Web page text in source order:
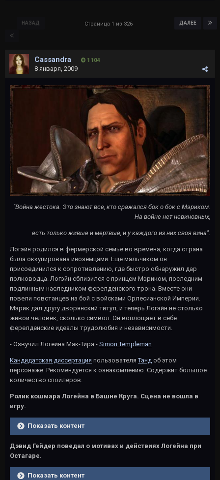
НАЗАД ДАЛЕЕ
Страница 1 из 326
Cassandra 1 104
8 января, 2009
"Война жестока. Это знают все, кто сражался бок о бок с Мэриком.
На войне нет невиновных,
есть только живые и мертвые, и у каждого из них своя вина".
Логэйн родился в фермерской семье во времена, когда страна
была оккупирована иноземцами. Еще мальчиком он
присоединился к сопротивлению, где быстро обнаружил дар
полководца. Логэйн сблизился с принцем Мэриком, последним
подлинным наследником ферелденского трона. Вместе они
повели повстанцев на бой с войсками Орлесианской Империи.
Мэрик дал другу дворянский титул, и теперь Логэйн не столько
живой человек, сколько символ. Он воплощает в себе
ферелденские идеалы трудолюбия и независимости.
- Озвучил Логейна Мак-Тира - Simon Templeman
Кандидатская диссертация пользователяТанд об этом
персонаже. Рекомендуется к ознакомлению. Содержит большое
количество спойлеров.
Ролик кошмара Логейна в Башне Круга. Сцена не вошла в
игру.
Показать контент
Дэвид Гейдер поведал о мотивах и действиях Логейна при
Остагаре.
Показать контент